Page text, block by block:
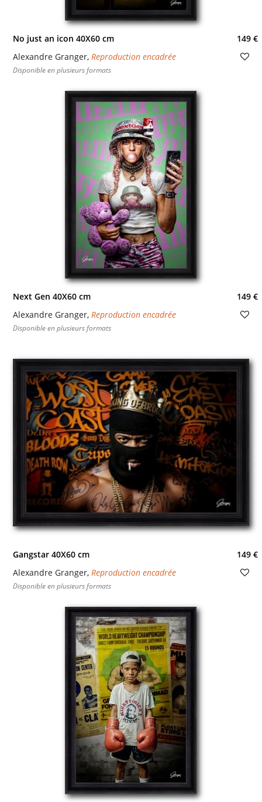
No just an icon 40X60 cm
149 €
Alexandre Granger, Reproduction encadrée
Disponible en plusieurs formats
Next Gen 40X60 cm
149 €
Alexandre Granger, Reproduction encadrée
Disponible en plusieurs formats
Gangstar 40X60 cm
149 €
Alexandre Granger, Reproduction encadrée
Disponible en plusieurs formats